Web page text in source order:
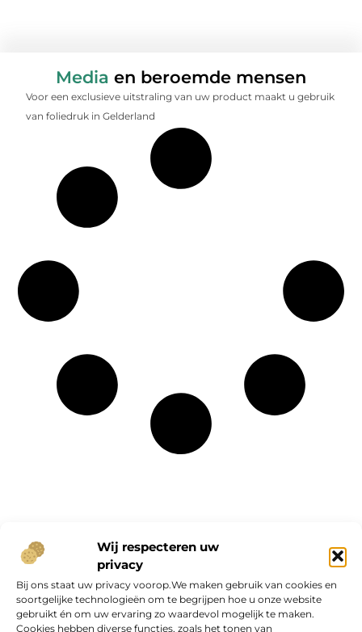
Wij respecteren uw
privacy
Bij ons staat uw privacy voorop.We maken gebruik van cookies en
soortgelijke technologieën om te begrijpen hoe u onze website
gebruikt én om uw ervaring zo waardevol mogelijk te maken.
Cookies hebben diverse functies, zoals het tonen van
Media en beroemde mensen
Voor een exclusieve uitstraling van uw product maakt u gebruik
van foliedruk in Gelderland
Onze informatie